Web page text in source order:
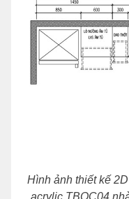
Hình ảnh thiết kế
acrylic TBOC04